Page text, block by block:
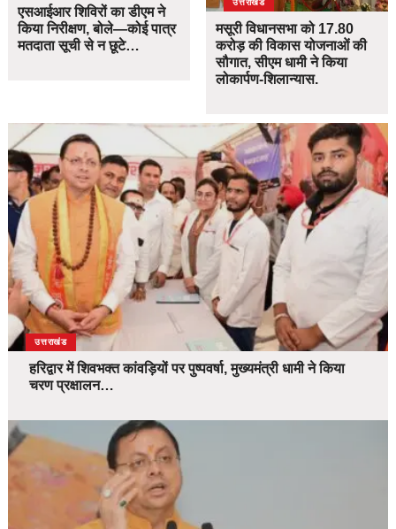
एसआईआर शिविरों का डीएम ने
किया निरीक्षण, बोले—कोई पात्र
मतदाता सूची से न छूटे…
उत्तराखंड
मसूरी विधानसभा को 17.80
करोड़ की विकास योजनाओं की
सौगात, सीएम धामी ने किया
लोकार्पण-शिलान्यास.
उत्तराखंड
हरिद्वार में शिवभक्त कांवड़ियों पर पुष्पवर्षा, मुख्यमंत्री धामी ने किया
चरण प्रक्षालन…